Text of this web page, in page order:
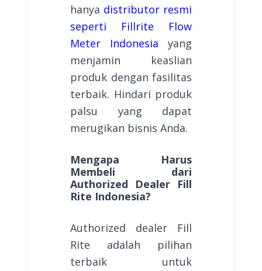
hanya distributor resmi
seperti Fillrite Flow
Meter Indonesia yang
menjamin keaslian
produk dengan fasilitas
terbaik. Hindari produk
palsu yang dapat
merugikan bisnis Anda.
Mengapa Harus
Membeli dari
Authorized Dealer Fill
Rite Indonesia?
Authorized dealer Fill
Rite adalah pilihan
terbaik untuk